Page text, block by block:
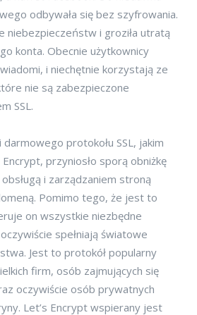
odbywała się bez szyfrowania.
niebezpieczeństw i groziła utratą
konta. Obecnie użytkownicy
i niechętnie korzystają ze
nie są zabezpieczone
SSL.
protokołu SSL, jakim
przyniosło sporą obniżkę
i zarządzaniem stroną
Pomimo tego, że jest to
on wszystkie niezbędne
spełniają światowe
Jest to protokół popularny
firm, osób zajmujących się
oczywiście osób prywatnych
Let’s Encrypt wspierany jest